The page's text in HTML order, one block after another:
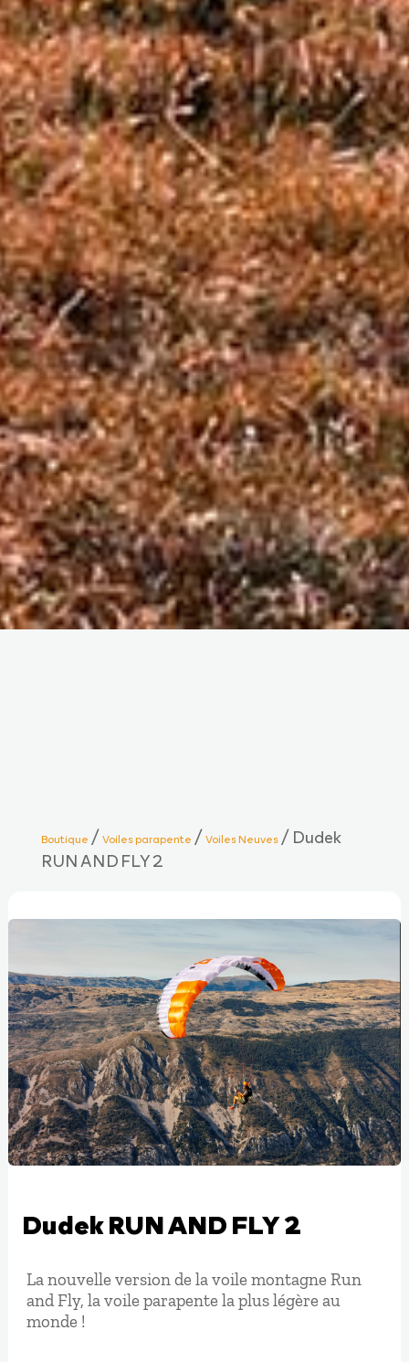
Boutique /Voiles parapente /Voiles Neuves/ Dudek
RUN AND FLY 2
Dudek RUN AND FLY 2
La nouvelle version de la voile montagne Run
and Fly, la voile parapente la plus légère au
monde !